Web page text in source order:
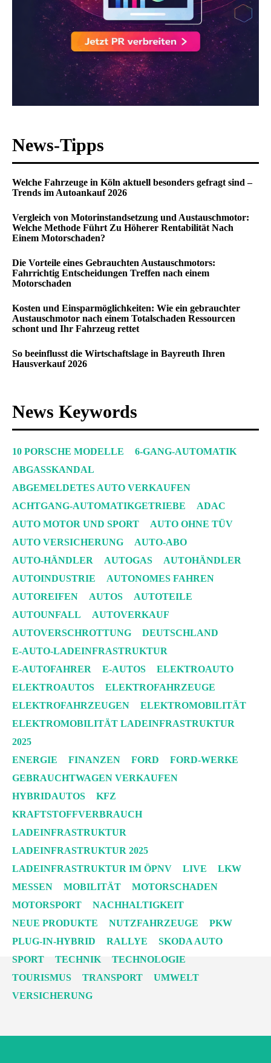
News-Tipps
Welche Fahrzeuge in Köln aktuell besonders gefragt sind –
Trends im Autoankauf 2026
Vergleich von Motorinstandsetzung und Austauschmotor:
Welche Methode Führt Zu Höherer Rentabilität Nach
Einem Motorschaden?
Die Vorteile eines Gebrauchten Austauschmotors:
Fahrrichtig Entscheidungen Treffen nach einem
Motorschaden
Kosten und Einsparmöglichkeiten: Wie ein gebrauchter
Austauschmotor nach einem Totalschaden Ressourcen
schont und Ihr Fahrzeug rettet
So beeinflusst die Wirtschaftslage in Bayreuth Ihren
Hausverkauf 2026
News Keywords
10 PORSCHE MODELLE
6-GANG-AUTOMATIK
ABGASSKANDAL
ABGEMELDETES AUTO VERKAUFEN
ACHTGANG-AUTOMATIKGETRIEBE
ADAC
AUTO MOTOR UND SPORT
AUTO OHNE TÜV
AUTO VERSICHERUNG
AUTO-ABO
AUTO-HÄNDLER
AUTOGAS
AUTOHÄNDLER
AUTOINDUSTRIE
AUTONOMES FAHREN
AUTOREIFEN
AUTOS
AUTOTEILE
AUTOUNFALL
AUTOVERKAUF
AUTOVERSCHROTTUNG
DEUTSCHLAND
E-AUTO-LADEINFRASTRUKTUR
E-AUTOFAHRER
E-AUTOS
ELEKTROAUTO
ELEKTROAUTOS
ELEKTROFAHRZEUGE
ELEKTROFAHRZEUGEN
ELEKTROMOBILITÄT
ELEKTROMOBILITÄT LADEINFRASTRUKTUR
2025
ENERGIE
FINANZEN FORD
FORD-WERKE
GEBRAUCHTWAGEN VERKAUFEN
HYBRIDAUTOS
KFZ
KRAFTSTOFFVERBRAUCH
LADEINFRASTRUKTUR
LADEINFRASTRUKTUR 2025
LADEINFRASTRUKTUR IM ÖPNV
LIVE
LKW
MESSEN
MOBILITÄT
MOTORSCHADEN
MOTORSPORT
NACHHALTIGKEIT
NEUE PRODUKTE
NUTZFAHRZEUGE
PKW
PLUG-IN-HYBRID
RALLYE
SKODA AUTO
SPORT
TECHNIK
TECHNOLOGIE
TOURISMUS
TRANSPORT
UMWELT
VERSICHERUNG